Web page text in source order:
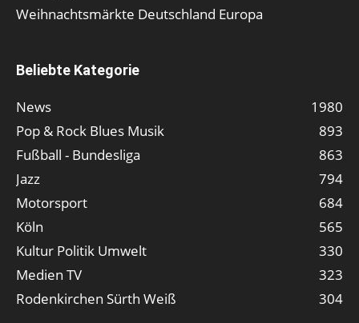
Weihnachtsmärkte Deutschland Europa
Beliebte Kategorie
News
1980
Pop & Rock Blues Musik
893
Fußball - Bundesliga
863
Jazz
794
Motorsport
684
Köln
565
Kultur Politik Umwelt
330
Medien TV
323
Rodenkirchen Sürth Weiß
304